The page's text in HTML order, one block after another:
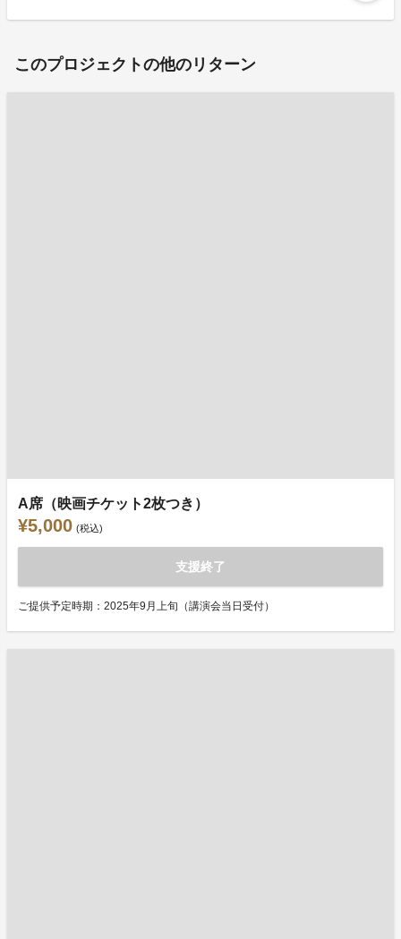
このプロジェクトの他のリターン
A席（映画チケット2枚つき）
¥5,000 (税込)
支援終了
ご提供予定時期：2025年9月上旬（講演会当日受付）